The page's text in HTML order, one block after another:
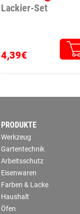
Lackier-Set
4,39€
PRODUKTE
Werkzeug
Gartentechnik
Arbeitsschutz
Eisenwaren
Farben & Lacke
Haushalt
Öfen